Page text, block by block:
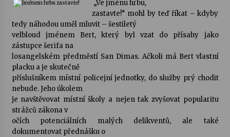
Pozvánka na integrační festival Quijotova
šedesátka: 28. 7.–1. 8. 2026
Letní koncerty ve Stromovce: Kolchoz a
Jenakaši
28. 7. 2026
Votavžatský ploty
23. 7. 2026
„Ve jménu hrbu,
zastavte!“ mohl by teď říkat – kdyby
tedy náhodou uměl mluvit – šestiletý
velbloud jménem Bert, který byl vzat do přísahy jako
zástupce šerifa na
losangelském předměstí San Dimas. Ačkoli má Bert vlastní
placku a je skutečně
příslušníkem místní policejní jednotky, do služby prý chodit
nebude. Jeho úkolem
je navštěvovat místní školy a nejen tak zvyšovat popularitu
strážců zákona v
očích potenciálních malých delikventů, ale také
dokumentovat přednášku o